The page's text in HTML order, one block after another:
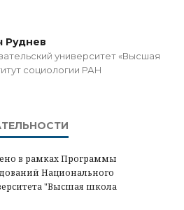
Руднев
университет «Высшая
социологии РАН
в рамках Программы
Национального
"Высшая школа